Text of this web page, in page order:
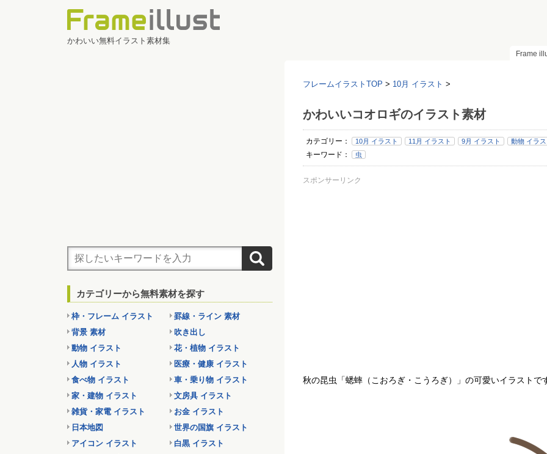
かわいい無料イラスト素材集
Frame
フレームイラストTOP > 10月 イラスト >
かわいいコオロギのイラスト素材
カテゴリー： 10月 イラスト 11月 イラスト 9月 イラスト 動物 イラ
キーワード： 虫
スポンサーリンク
秋の昆虫「蟋蟀（こおろぎ・こうろぎ）」の可愛いイラストで
カテゴリーから無料素材を探す
枠・フレーム イラスト
罫線・ライン 素材
背景 素材
吹き出し
動物 イラスト
花・植物 イラスト
人物 イラスト
医療・健康 イラスト
食べ物 イラスト
車・乗り物 イラスト
家・建物 イラスト
文房具 イラスト
雑貨・家電 イラスト
お金 イラスト
日本地図
世界の国旗 イラスト
アイコン イラスト
白黒 イラスト